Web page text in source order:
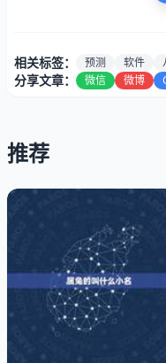
二、测八字算命软件的
具体步骤如下：
相关标签： 预测 软件
分享文章： 微信 微博
推荐